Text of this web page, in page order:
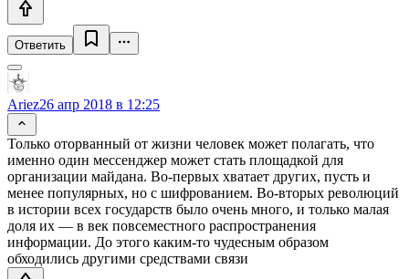
Ответить
Ariez26 апр 2018 в 12:25
Только оторванный от жизни человек может полагать, что
именно один мессенджер может стать площадкой для
организации майдана. Во-первых хватает других, пусть и
менее популярных, но с шифрованием. Во-вторых революций
в истории всех государств было очень много, и только малая
доля их — в век повсеместного распространения
информации. До этого каким-то чудесным образом
обходились другими средствами связи